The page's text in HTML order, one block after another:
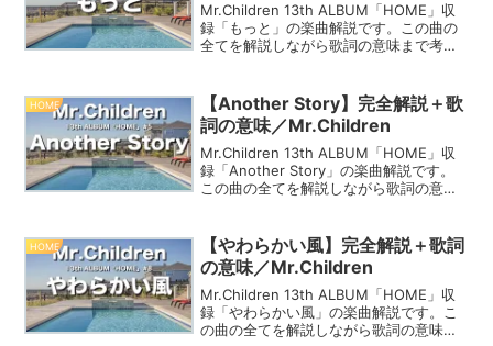
Mr.Children 13th ALBUM「HOME」収
録「もっと」の楽曲解説です。この曲の
全てを解説しながら歌詞の意味まで考察
HOME
【Another Story】完全解説＋歌
詞の意味／Mr.Children
Mr.Children 13th ALBUM「HOME」収
録「Another Story」の楽曲解説です。
この曲の全てを解説しながら歌詞の意味
HOME
【やわらかい風】完全解説＋歌詞
の意味／Mr.Children
Mr.Children 13th ALBUM「HOME」収
録「やわらかい風」の楽曲解説です。こ
の曲の全てを解説しながら歌詞の意味ま